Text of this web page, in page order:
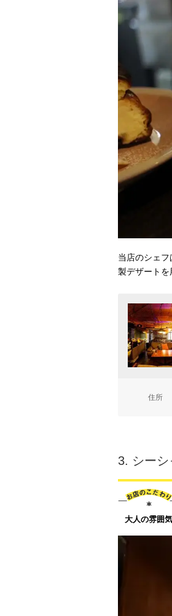
当店のシェ
製デザート
住所
3. シー
大人の雰囲気